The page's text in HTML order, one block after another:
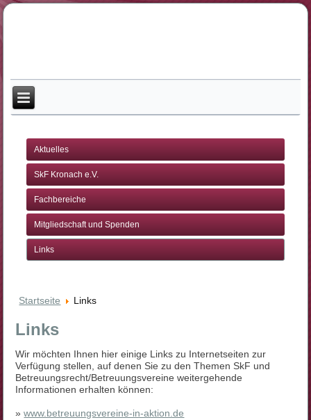
Aktuelles
SkF Kronach e.V.
Fachbereiche
Mitgliedschaft und Spenden
Links
Startseite Links
Links
Wir möchten Ihnen hier einige Links zu Internetseiten zur
Verfügung stellen, auf denen Sie zu den Themen SkF und
Betreuungsrecht/Betreuungsvereine weitergehende
Informationen erhalten können:
»www.betreuungsvereine-in-aktion.de